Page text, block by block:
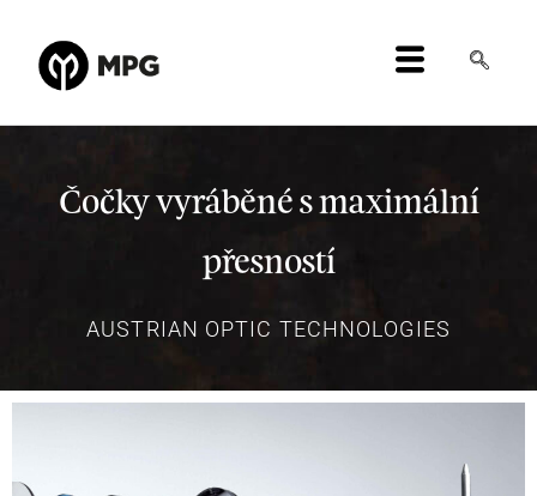
Čočky vyráběné s maximální
přesností
AUSTRIAN OPTIC TECHNOLOGIES